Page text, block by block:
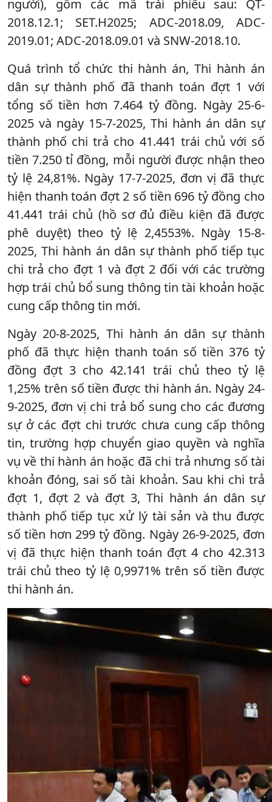
người), gồm các mã trái phiếu sau: QT-
2018.12.1; SET.H2025; ADC-2018.09, ADC-
2019.01; ADC-2018.09.01 và SNW-2018.10.
Quá trình tổ chức thi hành án, Thi hành án
dân sự thành phố đã thanh toán đợt 1 với
tổng số tiền hơn 7.464 tỷ đồng. Ngày 25-6-
2025 và ngày 15-7-2025, Thi hành án dân sự
thành phố chi trả cho 41.441 trái chủ với số
tiền 7.250 tỉ đồng, mỗi người được nhận theo
tỷ lệ 24,81%. Ngày 17-7-2025, đơn vị đã thực
hiện thanh toán đợt 2 số tiền 696 tỷ đồng cho
41.441 trái chủ (hồ sơ đủ điều kiện đã được
phê duyệt) theo tỷ lệ 2,4553%. Ngày 15-8-
2025, Thi hành án dân sự thành phố tiếp tục
chi trả cho đợt 1 và đợt 2 đối với các trường
hợp trái chủ bổ sung thông tin tài khoản hoặc
cung cấp thông tin mới.
Ngày 20-8-2025, Thi hành án dân sự thành
phố đã thực hiện thanh toán số tiền 376 tỷ
đồng đợt 3 cho 42.141 trái chủ theo tỷ lệ
1,25% trên số tiền được thi hành án. Ngày 24-
9-2025, đơn vị chi trả bổ sung cho các đương
sự ở các đợt chi trước chưa cung cấp thông
tin, trường hợp chuyển giao quyền và nghĩa
vụ về thi hành án hoặc đã chi trả nhưng số tài
khoản đóng, sai số tài khoản. Sau khi chi trả
đợt 1, đợt 2 và đợt 3, Thi hành án dân sự
thành phố tiếp tục xử lý tài sản và thu được
số tiền hơn 299 tỷ đồng. Ngày 26-9-2025, đơn
vị đã thực hiện thanh toán đợt 4 cho 42.313
trái chủ theo tỷ lệ 0,9971% trên số tiền được
thi hành án.